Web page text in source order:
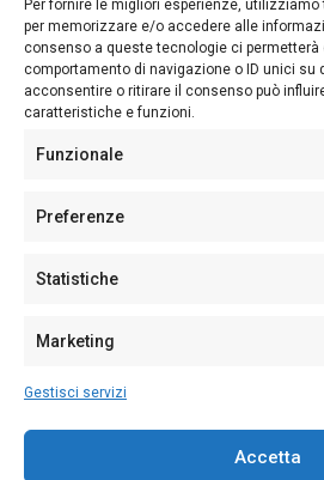
Per fornire le migliori esperienze,
per memorizzare e/o accedere alle
consenso a queste tecnologie ci permetterà
comportamento di navigazione o ID unici su
acconsentire o ritirare il consenso può
caratteristiche e funzioni.
Funzionale
Preferenze
Statistiche
Marketing
Gestisci servizi
Accetta
nostro passato e, soprattutto, al nostro
Follow Us
Sede:Via Cristoforo Colombo 09013
Partita IVA02270380922
128/2020 del 10/02/2020
Per la Pubblicità: